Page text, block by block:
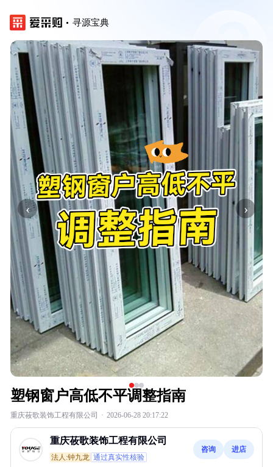
寻源宝典
‹ ›
塑钢窗户高低不平调整指南
重庆莜歌装饰工程有限公司 · 2026-06-28 20:17:22
重庆莜歌装饰工程有限公司
法人:钟九龙 通过真实性核验
咨询 进店